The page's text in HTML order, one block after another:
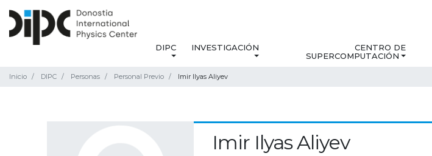
DIPC INVESTIGACIÓN
CENTRO DE
SUPERCOMPUTACIÓN
Inicio DIPC Personas Personal Previo Imir Ilyas Aliyev
Imir Ilyas Aliyev